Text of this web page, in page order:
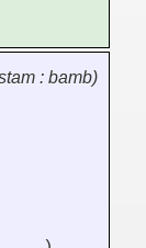
: bamb)